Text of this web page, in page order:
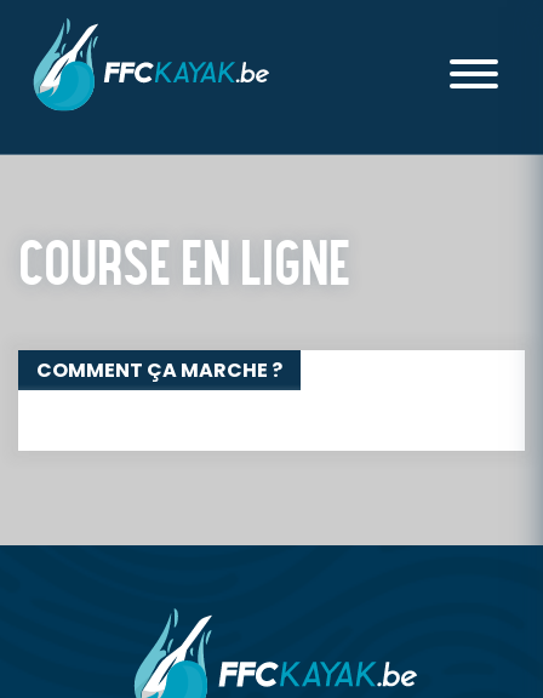
COURSE EN LIGNE
COMMENT ÇA MARCHE ?